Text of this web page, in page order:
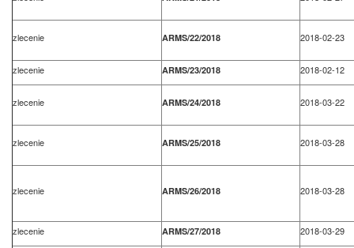
zlecenie ARMS/22/2018 2018-02-23
zlecenie ARMS/23/2018 2018-02-12
zlecenie ARMS/24/2018 2018-03-22
zlecenie ARMS/25/2018 2018-03-28
zlecenie ARMS/26/2018 2018-03-28
zlecenie ARMS/27/2018
2018-03-29